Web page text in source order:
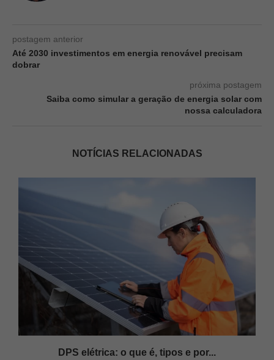
postagem anterior
Até 2030 investimentos em energia renovável precisam
dobrar
próxima postagem
Saiba como simular a geração de energia solar com
nossa calculadora
NOTÍCIAS RELACIONADAS
DPS elétrica: o que é, tipos e por...